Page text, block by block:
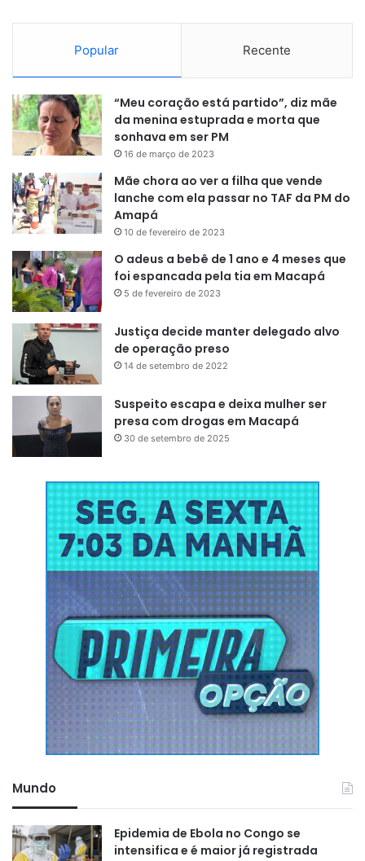
Popular Recente
“Meu coração está partido”, diz mãe
da menina estuprada e morta que
sonhava em ser PM
16 de março de 2023
Mãe chora ao ver a filha que vende
lanche com ela passar no TAF da PM do
Amapá
10 de fevereiro de 2023
O adeus a bebê de 1 ano e 4 meses que
foi espancada pela tia em Macapá
5 de fevereiro de 2023
Justiça decide manter delegado alvo
de operação preso
14 de setembro de 2022
Suspeito escapa e deixa mulher ser
presa com drogas em Macapá
30 de setembro de 2025
Mundo
Epidemia de Ebola no Congo se
intensifica e é maior já registrada